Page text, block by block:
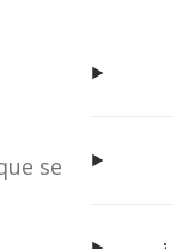
se